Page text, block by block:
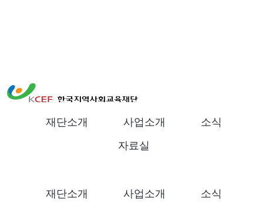
한국지역사회교육재단
재단소개 사업소개
소식
자료실
재단소개 사업소개
소식
KCEF 장학후원의 밤 성황… “새로운 공동체 방향
네트워크 구축”